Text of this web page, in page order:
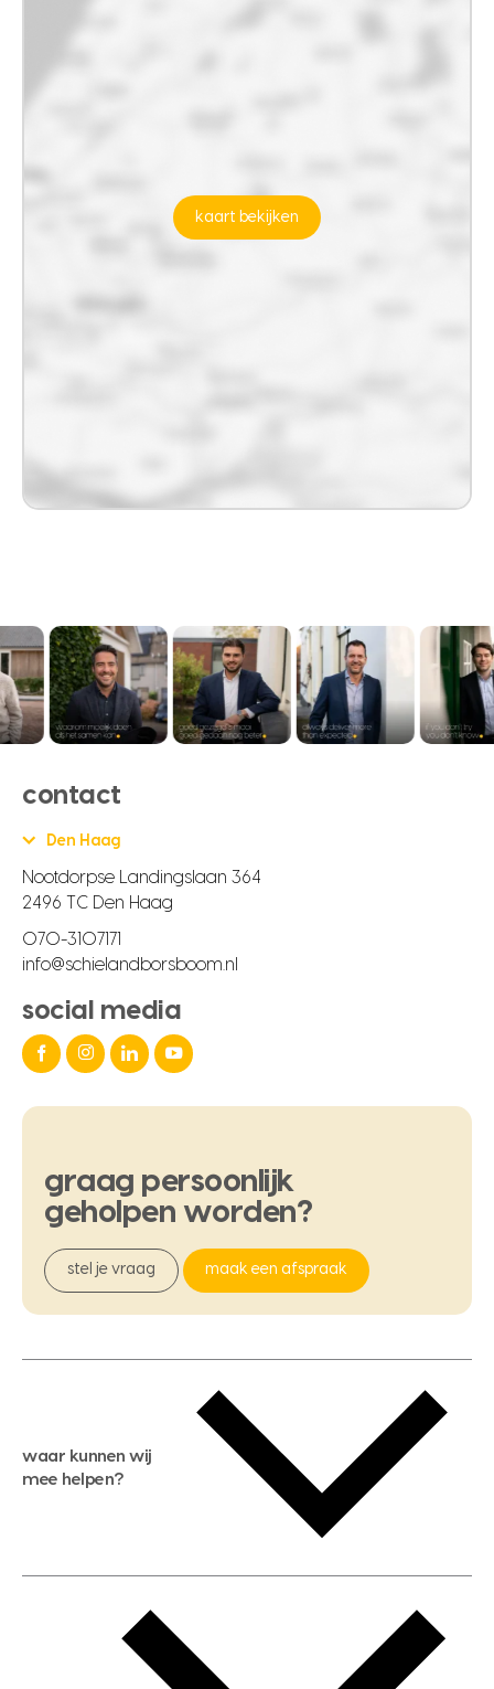
kaart bekijken
contact
Den Haag
Nootdorpse Landingslaan 364
2496 TC Den Haag
070-3107171
info@schielandborsboom.nl
social media
graag persoonlijk
geholpen worden?
stel je vraag maak een afspraak
waar kunnen wij
mee helpen?
gratis zoekservice
huis verkopen